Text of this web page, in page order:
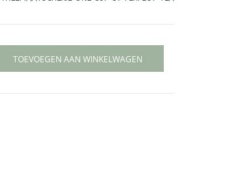
TOEVOEGEN AAN WINKELWAGEN